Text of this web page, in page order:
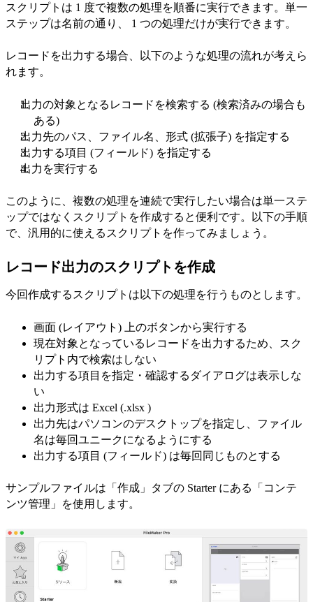
スクリプトは 1 度で複数の処理を順番に実行できます。単一
ステップは名前の通り、 1 つの処理だけが実行できます。
レコードを出力する場合、以下のような処理の流れが考えら
れます。
出力の対象となるレコードを検索する (検索済みの場合も
ある)
出力先のパス、ファイル名、形式 (拡張子) を指定する
出力する項目 (フィールド) を指定する
出力を実行する
このように、複数の処理を連続で実行したい場合は単一ステ
ップではなくスクリプトを作成すると便利です。以下の手順
で、汎用的に使えるスクリプトを作ってみましょう。
レコード出力のスクリプトを作成
今回作成するスクリプトは以下の処理を行うものとします。
画面 (レイアウト) 上のボタンから実行する
現在対象となっているレコードを出力するため、スク
リプト内で検索はしない
出力する項目を指定・確認するダイアログは表示しな
い
出力形式は Excel (.xlsx )
出力先はパソコンのデスクトップを指定し、ファイル
名は毎回ユニークになるようにする
出力する項目 (フィールド) は毎回同じものとする
サンプルファイルは「作成」タブの Starter にある「コンテ
ンツ管理」を使用します。